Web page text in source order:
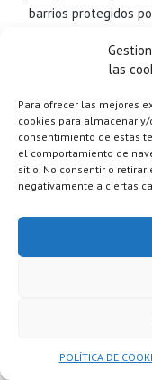
las
Para ofrecer las mejores
cookies para almacenar
consentimiento de estas
el comportamiento de
sitio. No consentir o
negativamente a ciertas
POLÍTICA DE
barrios protegidos
jardín y un
13-15 EN
El Principe Relais
de principios de
disfrutar de
Todas las